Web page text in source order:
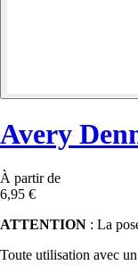
Avery
À partir de
6,95 €
ATTENTION : La
Toute utilisation avec